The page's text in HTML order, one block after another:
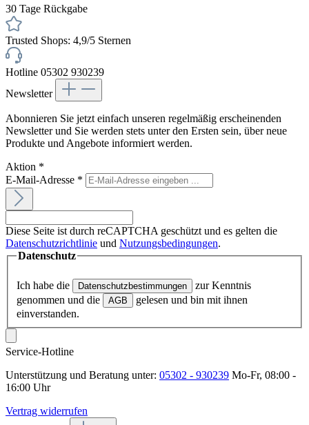
30 Tage Rückgabe
Trusted Shops: 4,9/5 Sternen
Hotline 05302 930239
Newsletter
Abonnieren Sie jetzt einfach unseren regelmäßig erscheinenden
Newsletter und Sie werden stets unter den Ersten sein, über neue
Produkte und Angebote informiert werden.
Aktion *
E-Mail-Adresse *
Diese Seite ist durch reCAPTCHA geschützt und es gelten die
Datenschutzrichtlinie und Nutzungsbedingungen.
Datenschutz
Ich habe die Datenschutzbestimmungen
zur Kenntnis
genommen und die
AGB
gelesen und bin mit ihnen
einverstanden.
Service-Hotline
Unterstützung und Beratung unter: 05302 - 930239 Mo-Fr, 08:00 -
16:00 Uhr
Vertrag widerrufen